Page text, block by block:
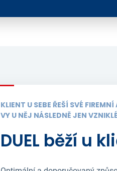
KLIENT U SEBE ŘEŠÍ SVÉ
VY U NĚJ NÁSLEDNĚ JEN
DUEL běží u